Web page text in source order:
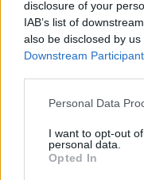
disclosure of your
IAB’s list of
also be disclosed by
Downstream
Personal Data
I want to opt-out
personal data.
Opted In
31